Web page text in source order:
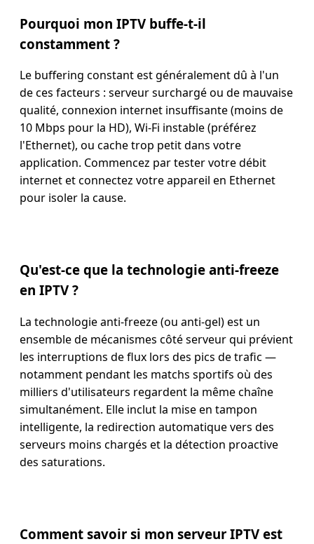
Pourquoi mon IPTV buffe-t-il
constamment ?
Le buffering constant est généralement dû à l'un
de ces facteurs : serveur surchargé ou de mauvaise
qualité, connexion internet insuffisante (moins de
10 Mbps pour la HD), Wi-Fi instable (préférez
l'Ethernet), ou cache trop petit dans votre
application. Commencez par tester votre débit
internet et connectez votre appareil en Ethernet
pour isoler la cause.
Qu'est-ce que la technologie anti-freeze
en IPTV ?
La technologie anti-freeze (ou anti-gel) est un
ensemble de mécanismes côté serveur qui prévient
les interruptions de flux lors des pics de trafic —
notamment pendant les matchs sportifs où des
milliers d'utilisateurs regardent la même chaîne
simultanément. Elle inclut la mise en tampon
intelligente, la redirection automatique vers des
serveurs moins chargés et la détection proactive
des saturations.
Comment savoir si mon serveur IPTV est